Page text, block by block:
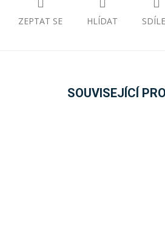
ZEPTAT SE HLÍDAT
SOUVISEJÍCÍ